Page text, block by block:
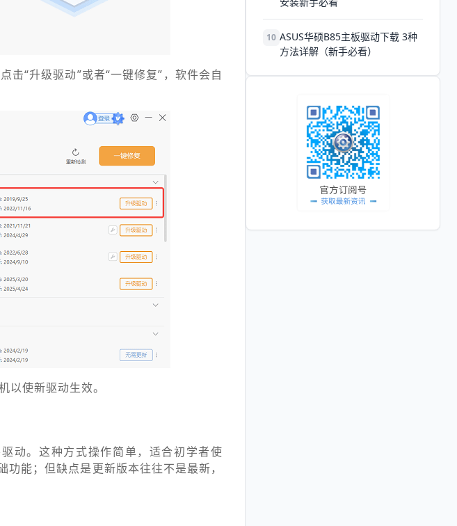
“升级驱动”或者“一键修复”，软件会自
使新驱动生效。
动。这种方式操作简单，适合初学者使
能；但缺点是更新版本往往不是最新，
10 ASUS华硕B85主板驱动下载 3种
方法详解（新手必看）